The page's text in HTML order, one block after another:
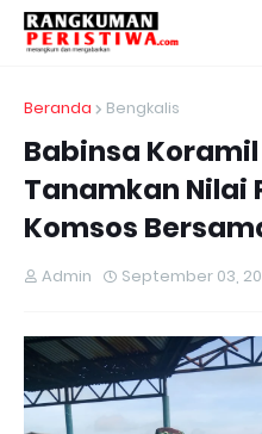
Beranda Bengkalis
Babinsa
Tanamkan Nilai
Komsos
Admin September 03,